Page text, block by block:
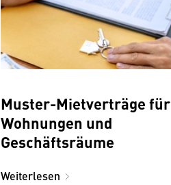
Muster-Mietverträge für
Wohnungen und
Geschäftsräume
Weiterlesen